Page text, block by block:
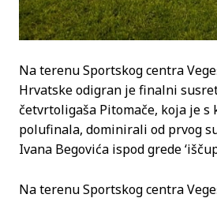
Na terenu Sportskog centra
Hrvatske odigran je finalni
četvrtoligaša Pitomače, koja je s
polufinala, dominirali od prvog
Ivana Begovića ispod grede
Na terenu Sportskog centra